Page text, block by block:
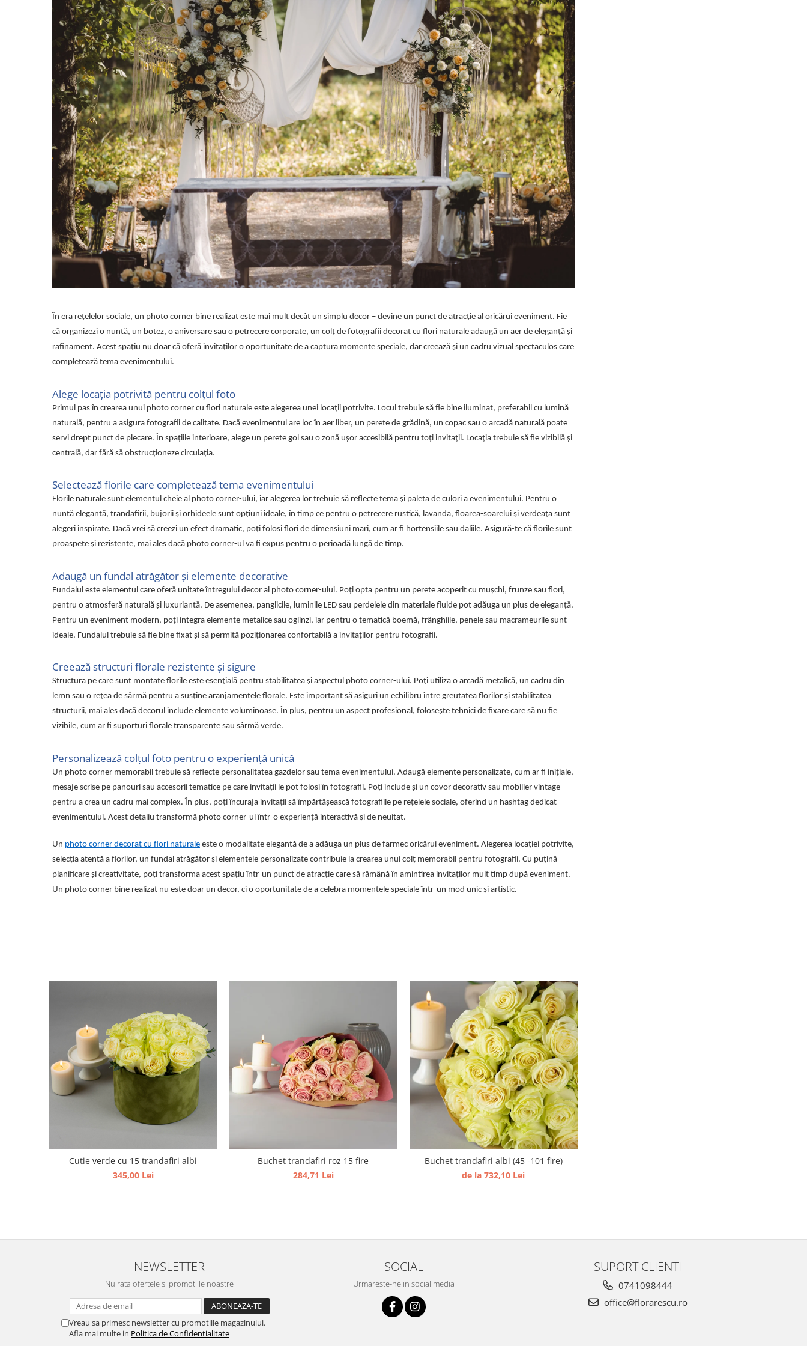
În era rețelelor sociale, un photo corner bine realizat este mai mult decât un simplu decor – devine un punct de atracție al oricărui eveniment. Fie
că organizezi o nuntă, un botez, o aniversare sau o petrecere corporate, un colț de fotografii decorat cu flori naturale adaugă un aer de eleganță și
rafinament. Acest spațiu nu doar că oferă invitaților o oportunitate de a captura momente speciale, dar creează și un cadru vizual spectaculos care
completează tema evenimentului.
Alege locația potrivită pentru colțul foto
Primul pas în crearea unui photo corner cu flori naturale este alegerea unei locații potrivite. Locul trebuie să fie bine iluminat, preferabil cu lumină
naturală, pentru a asigura fotografii de calitate. Dacă evenimentul are loc în aer liber, un perete de grădină, un copac sau o arcadă naturală poate
servi drept punct de plecare. În spațiile interioare, alege un perete gol sau o zonă ușor accesibilă pentru toți invitații. Locația trebuie să fie vizibilă și
centrală, dar fără să obstrucționeze circulația.
Selectează florile care completează tema evenimentului
Florile naturale sunt elementul cheie al photo corner-ului, iar alegerea lor trebuie să reflecte tema și paleta de culori a evenimentului. Pentru o
nuntă elegantă, trandafirii, bujorii și orhideele sunt opțiuni ideale, în timp ce pentru o petrecere rustică, lavanda, floarea-soarelui și verdeața sunt
alegeri inspirate. Dacă vrei să creezi un efect dramatic, poți folosi flori de dimensiuni mari, cum ar fi hortensiile sau daliile. Asigură-te că florile sunt
proaspete și rezistente, mai ales dacă photo corner-ul va fi expus pentru o perioadă lungă de timp.
Adaugă un fundal atrăgător și elemente decorative
Fundalul este elementul care oferă unitate întregului decor al photo corner-ului. Poți opta pentru un perete acoperit cu mușchi, frunze sau flori,
pentru o atmosferă naturală și luxuriantă. De asemenea, panglicile, luminile LED sau perdelele din materiale fluide pot adăuga un plus de eleganță.
Pentru un eveniment modern, poți integra elemente metalice sau oglinzi, iar pentru o tematică boemă, frânghiile, penele sau macrameurile sunt
ideale. Fundalul trebuie să fie bine fixat și să permită poziționarea confortabilă a invitaților pentru fotografii.
Creează structuri florale rezistente și sigure
Structura pe care sunt montate florile este esențială pentru stabilitatea și aspectul photo corner-ului. Poți utiliza o arcadă metalică, un cadru din
lemn sau o rețea de sârmă pentru a susține aranjamentele florale. Este important să asiguri un echilibru între greutatea florilor și stabilitatea
structurii, mai ales dacă decorul include elemente voluminoase. În plus, pentru un aspect profesional, folosește tehnici de fixare care să nu fie
vizibile, cum ar fi suporturi florale transparente sau sârmă verde.
Personalizează colțul foto pentru o experiență unică
Un photo corner memorabil trebuie să reflecte personalitatea gazdelor sau tema evenimentului. Adaugă elemente personalizate, cum ar fi inițiale,
mesaje scrise pe panouri sau accesorii tematice pe care invitații le pot folosi în fotografii. Poți include și un covor decorativ sau mobilier vintage
pentru a crea un cadru mai complex. În plus, poți încuraja invitații să împărtășească fotografiile pe rețelele sociale, oferind un hashtag dedicat
evenimentului. Acest detaliu transformă photo corner-ul într-o experiență interactivă și de neuitat.
Un photo corner decorat cu flori naturale este o modalitate elegantă de a adăuga un plus de farmec oricărui eveniment. Alegerea locației potrivite,
selecția atentă a florilor, un fundal atrăgător și elementele personalizate contribuie la crearea unui colț memorabil pentru fotografii. Cu puțină
planificare și creativitate, poți transforma acest spațiu într-un punct de atracție care să rămână în amintirea invitaților mult timp după eveniment.
Un photo corner bine realizat nu este doar un decor, ci o oportunitate de a celebra momentele speciale într-un mod unic și artistic.
Cutie verde cu 15 trandafiri albi
345,00 Lei
Buchet trandafiri roz 15 fire
284,71 Lei
Buchet trandafiri albi (45 -101 fire)
de la 732,10 Lei
NEWSLETTER
Nu rata ofertele si promotiile noastre
Vreau sa primesc newsletter cu promotiile magazinului.
Afla mai multe in Politica de Confidentialitate
SOCIAL
Urmareste-ne in social media
SUPORT CLIENTI
0741098444
office@florarescu.ro